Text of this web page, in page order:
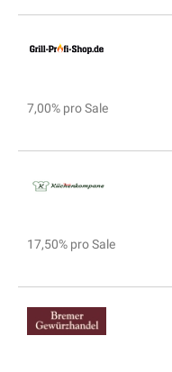
7,00% pro Sale
17,50% pro Sale